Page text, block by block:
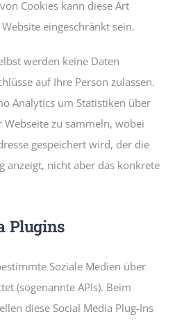
Cookies kann diese Art
eingeschränkt sein.
werden keine Daten
auf Ihre Person zulassen.
Analytics um Statistiken über
Webseite zu sammeln, wobei
gespeichert wird, der die
anzeigt, nicht aber das konkrete
Plugins
Soziale Medien über
(sogenannte APIs). Beim
diese Social Media Plug-Ins